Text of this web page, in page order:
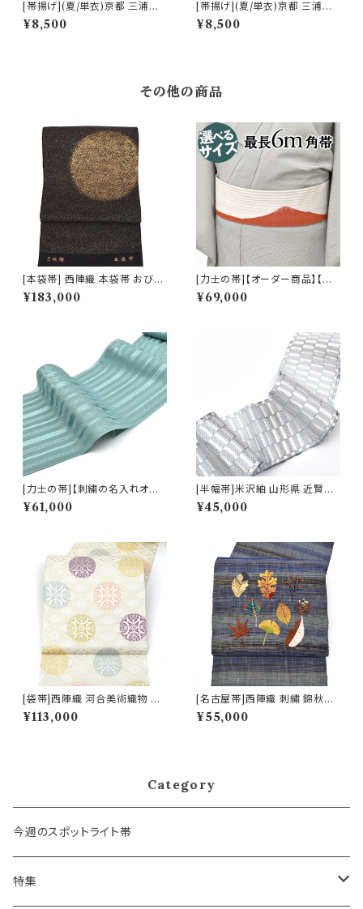
[帯揚げ](夏/単衣)京都 三浦清
商店 謹製 『葡萄紫』ちりめん 丹
後産 正絹 (商品番号:15155)
¥8,500
[帯揚げ](夏/単衣)京都 三浦清
商店 謹製『北鎌倉 あじさい寺』
岩滝丹後ちりめん(商品番号:20
¥8,500
その他の商品
[本袋帯] 西陣織 本袋帯 おび工
房たなか 謹製 夜空の月文様 砂
子金帯 正絹 日本製(商品番号:1
¥183,000
[力士の帯]【オーダー商品】【刺
繍の名入れオプション有】西陣
織 老舗機屋 謹製 京友禅切り絵
mla) ※お届けまで２ヶ月前後
¥69,000
[力士の帯]【刺繍の名入れオプ
ション有】博多帯(夏用) 黒木織
物 謹製 紗献上『山藍』五献上柄
¥61,000
[半幅帯]米沢紬 山形県 近賢織
物 謹製 絹 和紙 日本製(商品番
号:22468)
¥45,000
[袋帯]西陣織 河合美術織物 謹
製 唐織り 能寿新小葵唐花丸文
(白銀ベース)正絹 日本製(商品
¥113,000
[名古屋帯]西陣織 刺繍 錦秋の
香 九寸帯 正絹 日本製(商品番
号:21643)
¥55,000
Category
今週のスポットライト帯
特集